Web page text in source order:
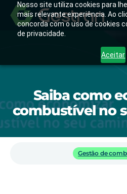
Nosso site utiliza cookies para
mais relevante experiência. Ao
concorda com o uso de cookies
de privacidade.
Aceitar
Saiba como
combustível no
Gestão de